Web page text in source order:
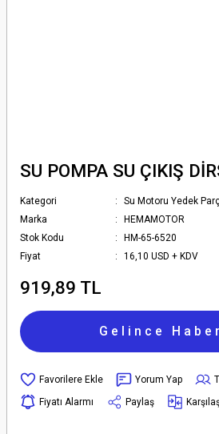
SU POMPA SU ÇIKIŞ
Kategori
Su Motoru Yedek
Marka
HEMAMOTOR
Stok Kodu
HM-65-6520
Fiyat
16,10 USD + KDV
919,89 TL
Gelince
Yorum Yap
Fiyatı Alarmı
Paylaş